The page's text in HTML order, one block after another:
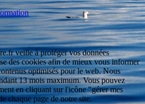
veille à protéger vos données
des cookies afin de mieux vous informer
optimisés pour le web. Nous
13 mois maximum. Vous pouvez
en cliquant sur l'icône "gérer mes
chaque page de notre site.